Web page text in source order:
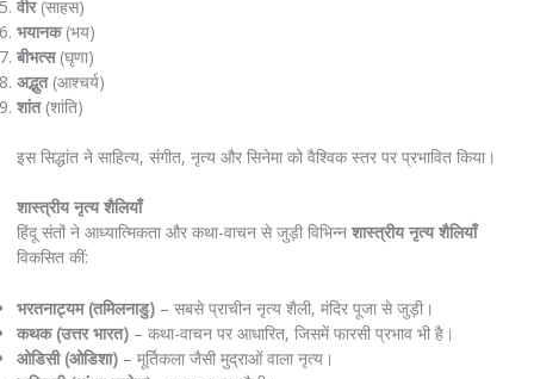
वीर(साहस)
भयानक(भय)
बीभत्स(घृणा)
अद्भुत(आश्चर्य)
शांत(शांति)
इस सिद्धांत ने साहित्य, संगीत, नृत्य और सिनेमा को वैश्विक स्तर पर प्रभावित किया।
शास्त्रीय नृत्य शैलियाँ
हिंदू संतों ने आध्यात्मिकता और कथा-वाचन से जुड़ी विभिन्न शास्त्रीय नृत्य शैलियाँ
विकसित कीं:
भरतनाट्यम (तमिलनाडु)– सबसे प्राचीन नृत्य शैली, मंदिर पूजा से जुड़ी।
कथक (उत्तर भारत)– कथा-वाचन पर आधारित, जिसमें फारसी प्रभाव भी है।
ओडिसी (ओडिशा)– मूर्तिकला जैसी मुद्राओं वाला नृत्य।